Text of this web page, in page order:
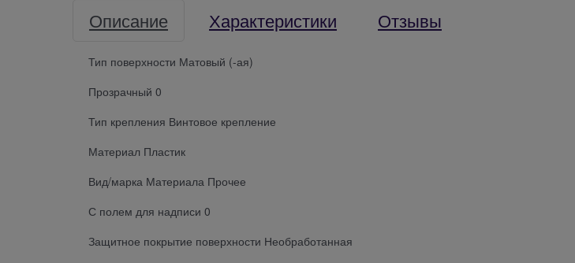
Описание Характеристики Отзывы
Тип поверхности Матовый (-ая)
Прозрачный 0
Тип крепления Винтовое крепление
Материал Пластик
Вид/марка Материала Прочее
С полем для надписи 0
Защитное покрытие поверхности Необработанная